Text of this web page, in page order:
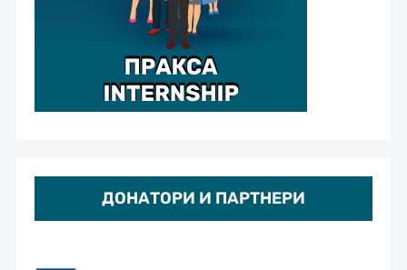
ДОНАТОРИ И ПАРТНЕРИ